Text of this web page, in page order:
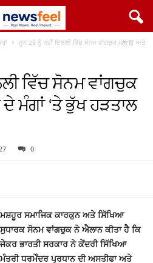
ਜੂਨ 28 ਨੂੰ ਨਵੀਂ ਦਿਲਲੀ ਵਿੱਚ ਸੋਨਮ ਵਾਂਗਚੁਕ ਖ਼教育 ਅਤੇ
ਵਿੱਚ ਸੋਨਮ ਵਾਂਗਚੁਕ
ਮੰਗਾਂ ‘ਤੇ ਭੁੱਖ ਹੜਤਾਲ
0
ਮਸ਼ਹੂਰ ਸਮਾਜਿਕ ਕਾਰਕੁਨ ਅਤੇ ਸਿੱਖਿਆ
ਸੁਧਾਰਕ ਸੋਨਮ ਵਾਂਗਚੁਕ ਨੇ ਐਲਾਨ ਕੀਤਾ ਹੈ ਕਿ
ਜੇਕਰ ਭਾਰਤੀ ਸਰਕਾਰ ਨੇ ਕੇਂਦਰੀ ਸਿੱਖਿਆ
ਮੰਤਰੀ ਧਰਮੇੰਦਰ ਪ੍ਰਧਾਨ ਦੀ ਅਸਤੀਫਾ ਅਤੇ